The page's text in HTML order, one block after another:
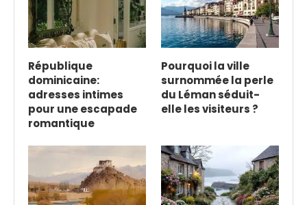
République
dominicaine:
adresses intimes
pour une escapade
romantique
Pourquoi la ville
surnommée la perle
du Léman séduit-
elle les visiteurs ?